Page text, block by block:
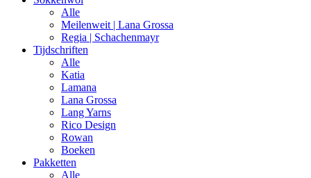
Alle
Meilenweit | Lana Grossa
Regia | Schachenmayr
Tijdschriften
Alle
Katia
Lamana
Lana Grossa
Lang Yarns
Rico Design
Rowan
Boeken
Pakketten
Alle